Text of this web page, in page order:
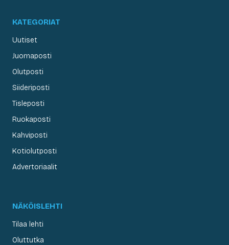
KATEGORIAT
Uutiset
Juomaposti
Olutposti
Siideriposti
Tisleposti
Ruokaposti
Kahviposti
Kotiolutposti
Advertoriaalit
NÄKÖISLEHTI
Tilaa lehti
Oluttutka